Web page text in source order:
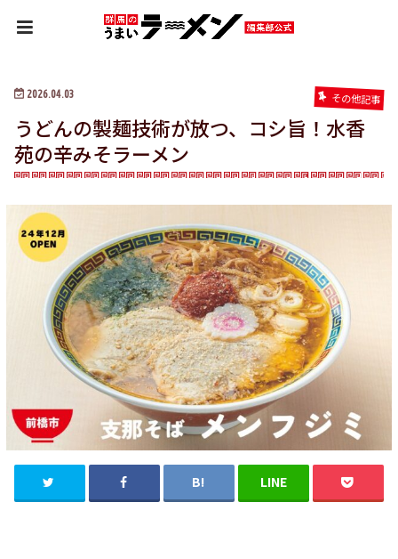
2026.04.03 その他記事
うどんの製麺技術が放つ、コシ旨！水香
苑の辛みそラーメン